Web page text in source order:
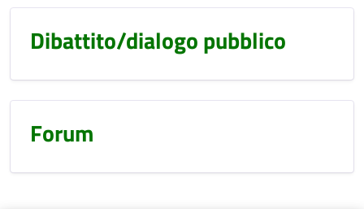
Dibattito/dialogo pubblico
Forum